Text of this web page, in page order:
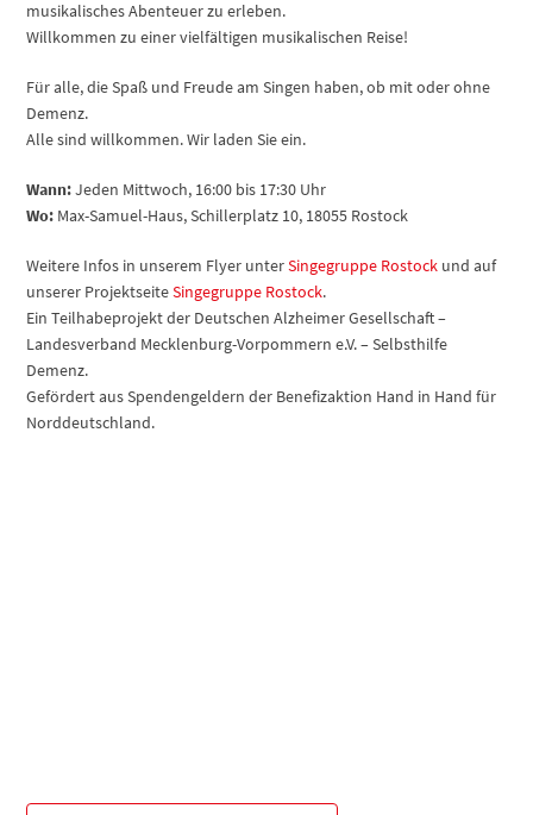
musikalisches Abenteuer zu erleben.
Willkommen zu einer vielfältigen musikalischen Reise!
Für alle, die Spaß und Freude am Singen haben, ob mit oder ohne
Demenz.
Alle sind willkommen. Wir laden Sie ein.
Wann:Jeden Mittwoch, 16:00 bis 17:30 Uhr
Wo: Max-Samuel-Haus, Schillerplatz 10, 18055 Rostock
Weitere Infos in unserem Flyer unterSingegruppe Rostock und auf
unserer ProjektseiteSingegruppe Rostock.
Ein Teilhabeprojekt der Deutschen Alzheimer Gesellschaft –
Landesverband Mecklenburg-Vorpommern e.V. – Selbsthilfe
Demenz.
Gefördert aus Spendengeldern der Benefizaktion Hand in Hand für
Norddeutschland.